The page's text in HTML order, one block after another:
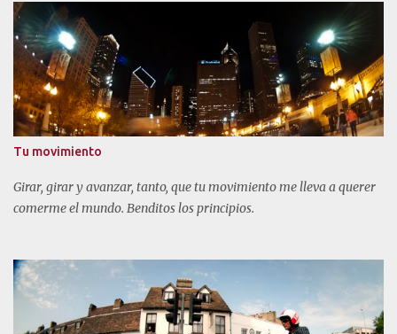
Tu movimiento
Girar, girar y avanzar, tanto, que tu movimiento me lleva a querer
comerme el mundo. Benditos los principios.